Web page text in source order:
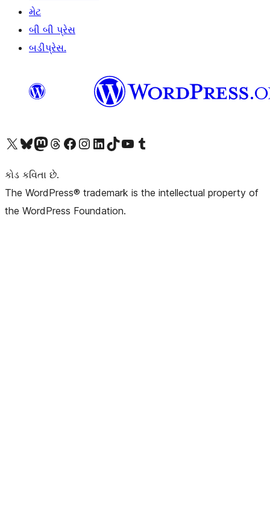
મેટ
બી બી પ્રેસ
બડીપ્રેસ.
અમારા X (અગાઉ ટ્વિટર) એકાઉન્ટની મુલાકાત લોઅમારા Bluesky એકાઉન્ટની મુલાકાત લોઅમારા માસ્ટોડોન એકાઉન્ટની મુલાકાત લોઅમારા Threads એકાઉન્ટની મુલાકાત લો અમારા ફેસબુક પેજની મુલાકાત લોઅમારા ઇન્સ્ટાગ્રામ એકાઉન્ટની મુલાકાત લો અમારા LinkedIn એકાઉન્ટની મુલાકાત લોઅમારા TikTok એકાઉન્ટની મુલાકાત લોઅમારી YouTube ચેનલની મુલાકાત લો અમારા Tumblr એકાઉન્ટની મુલાકાત લો
કોડ કવિતા છે.
The WordPress® trademark is the intellectual property of
the WordPress Foundation.